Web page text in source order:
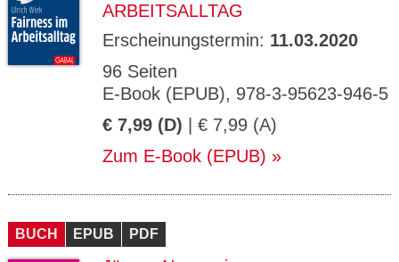
ARBEITSALLTAG
Erscheinungstermin: 11.03.2020
96 Seiten
E-Book (EPUB), 978-3-95623-946-5
€ 7,99 (D) | € 7,99 (A)
Zum E-Book (EPUB)
BUCH EPUB PDF